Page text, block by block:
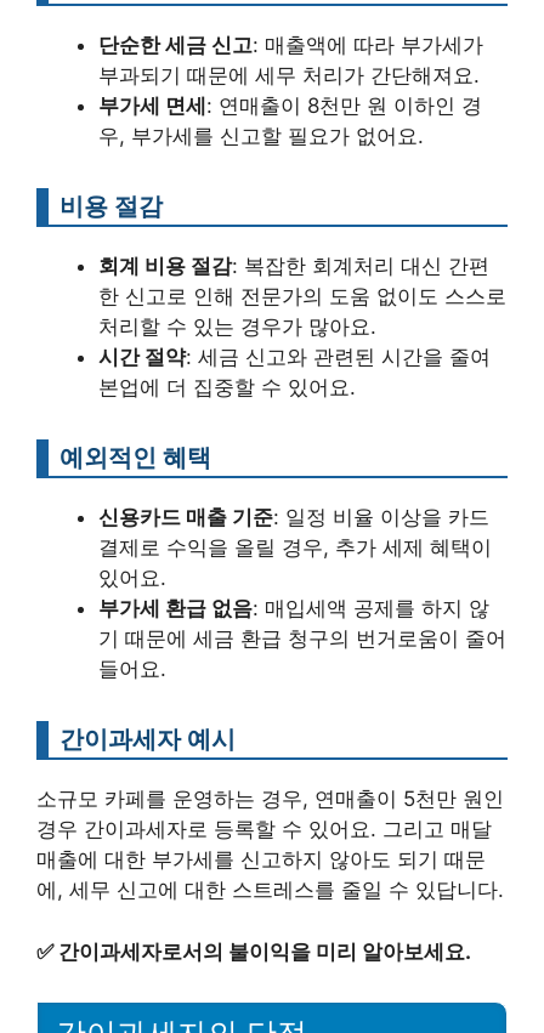
단순한 세금 신고: 매출액에 따라 부가세가
부과되기 때문에 세무 처리가 간단해져요.
부가세 면세 : 연매출이 8천만 원 이하인 경
우, 부가세를 신고할 필요가 없어요.
비용 절감
회계 비용 절감: 복잡한 회계처리 대신 간편
한 신고로 인해 전문가의 도움 없이도 스스로
처리할 수 있는 경우가 많아요.
시간 절약: 세금 신고와 관련된 시간을 줄여
본업에 더 집중할 수 있어요.
예외적인 혜택
신용카드 매출 기준: 일정 비율 이상을 카드
결제로 수익을 올릴 경우, 추가 세제 혜택이
있어요.
부가세 환급 없음: 매입세액 공제를 하지 않
기 때문에 세금 환급 청구의 번거로움이 줄어
들어요.
간이과세자 예시
소규모 카페를 운영하는 경우, 연매출이 5천만 원인
경우 간이과세자로 등록할 수 있어요. 그리고 매달
매출에 대한 부가세를 신고하지 않아도 되기 때문
에, 세무 신고에 대한 스트레스를 줄일 수 있답니다.
✅ 간이과세자로서의 불이익을 미리 알아보세요.